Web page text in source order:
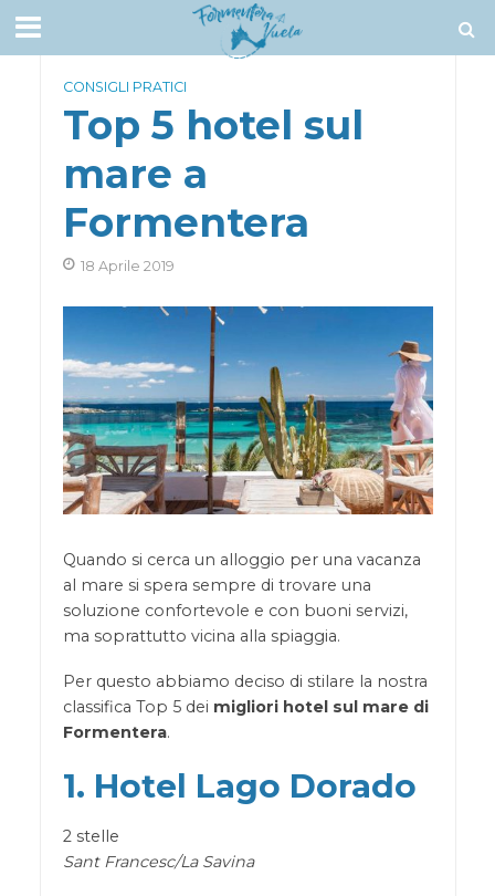
CONSIGLI PRATICI
Top 5 hotel sul
mare a
Formentera
18 Aprile 2019
Quando si cerca un alloggio per una vacanza
al mare si spera sempre di trovare una
soluzione confortevole e con buoni servizi,
ma soprattutto vicina alla spiaggia.
Per questo abbiamo deciso di stilare la nostra
classifica Top 5 dei migliori hotel sul mare di
Formentera.
1. Hotel Lago Dorado
2 stelle
Sant Francesc/La Savina